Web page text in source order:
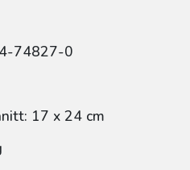
74827-0
17 x 24 cm